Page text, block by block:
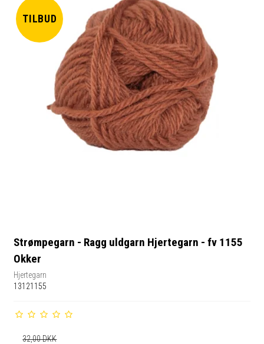
TILBUD
Strømpegarn - Ragg uldgarn Hjertegarn - fv 1155
Okker
Hjertegarn
13121155
32,00 DKK